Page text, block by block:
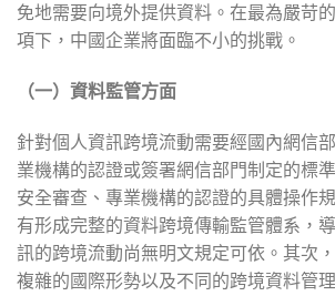
免地需要向境外提供資料。在最為嚴苛
項下，中國企業將面臨不小的挑戰。
（一）資料監管方面
針對個人資訊跨境流動需要經國內網信
業機構的認證或簽署網信部門制定的標
安全審查、專業機構的認證的具體操作
有形成完整的資料跨境傳輸監管體系，
訊的跨境流動尚無明文規定可依。其次
複雜的國際形勢以及不同的跨境資料管